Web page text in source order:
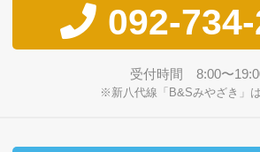
092-
受付時間 8:00〜
※新八代線「B&Sみやざき」